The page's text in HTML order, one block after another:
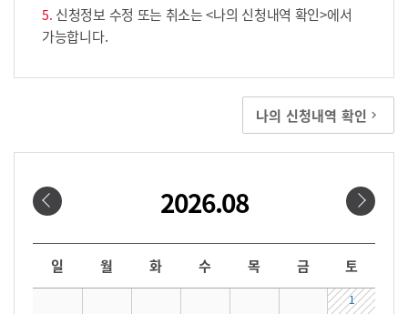
신청정보 수정 또는 취소는 <나의 신청내역 확인>에서
가능합니다.
나의 신청내역 확인
2026.08
날짜선택
일 월 화 수 목 금 토
1